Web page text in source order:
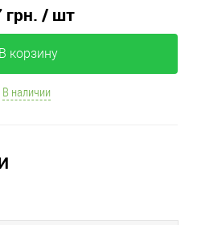
грн. / шт
В корзину
В наличии